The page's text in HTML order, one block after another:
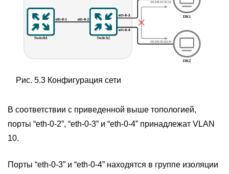
Рис. 5.3 Конфигурация сети
В соответствии с приведенной выше топологией,
порты “eth-0-2”, “eth-0-3” и “eth-0-4” принадлежат VLAN
10.
Порты “eth-0-3” и “eth-0-4” находятся в группе изоляции